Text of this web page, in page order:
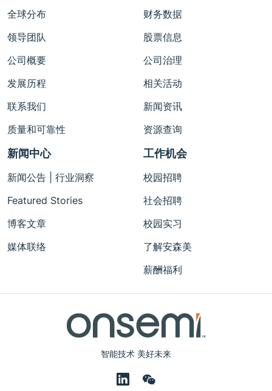
智能技术 美好未来
全球分布
领导团队
公司概要
发展历程
联系我们
质量和可靠性
财务数据
股票信息
公司治理
相关活动
新闻资讯
资源查询
新闻中心
新闻公告 | 行业洞察
Featured Stories
博客文章
媒体联络
工作机会
校园招聘
社会招聘
校园实习
了解安森美
薪酬福利